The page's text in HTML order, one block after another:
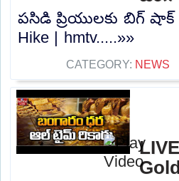
పసిడి ప్రియులకు బిగ్
Hike | hmtv.....»»
CATEGORY: NEWS